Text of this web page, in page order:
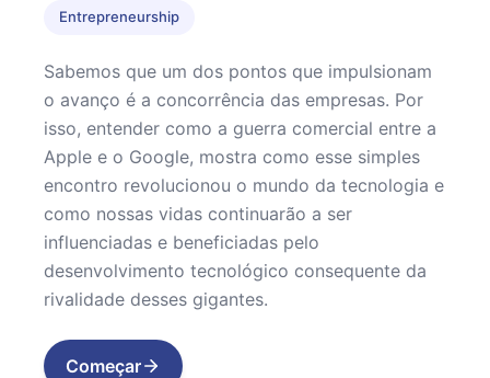
Entrepreneurship
Sabemos que um dos pontos que impulsionam
o avanço é a concorrência das empresas. Por
isso, entender como a guerra comercial entre a
Apple e o Google, mostra como esse simples
encontro revolucionou o mundo da tecnologia e
como nossas vidas continuarão a ser
influenciadas e beneficiadas pelo
desenvolvimento tecnológico consequente da
rivalidade desses gigantes.
Começar